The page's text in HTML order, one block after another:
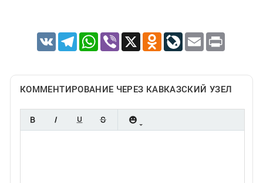
VK TelegramWhatsApp
Viber X Odnoklassniki
LiveJournal
Email Print
КОММЕНТИРОВАНИЕ ЧЕРЕЗ КАВКАЗСКИЙ УЗЕЛ